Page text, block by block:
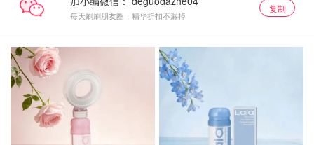
每天刷刷朋友圈，精华折扣不漏掉
复制